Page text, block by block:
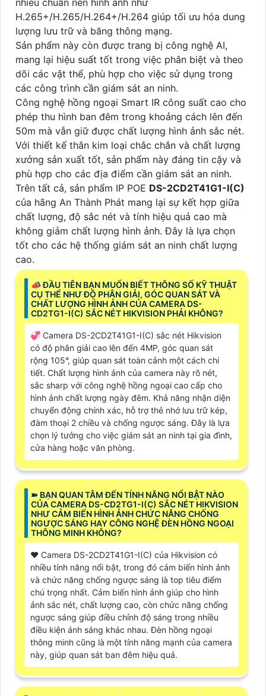
nhiều chuẩn nén hình ảnh như
H.265+/H.265/H.264+/H.264 giúp tối ưu hóa dung
lượng lưu trữ và băng thông mạng.
Sản phẩm này còn được trang bị công nghệ AI,
mang lại hiệu suất tốt trong việc phân biệt và theo
dõi các vật thể, phù hợp cho việc sử dụng trong
các công trình cần giám sát an ninh.
Công nghệ hồng ngoại Smart IR công suất cao cho
phép thu hình ban đêm trong khoảng cách lên đến
50m mà vẫn giữ được chất lượng hình ảnh sắc nét.
Với thiết kế thân kim loại chắc chắn và chất lượng
xưởng sản xuất tốt, sản phẩm này đáng tin cậy và
phù hợp cho các địa điểm cần giám sát an ninh.
Trên tất cả, sản phẩm IP POE DS-2CD2T41G1-I(C)
của hãng An Thành Phát mang lại sự kết hợp giữa
chất lượng, độ sắc nét và tính hiệu quả cao mà
không giảm chất lượng hình ảnh. Đây là lựa chọn
tốt cho các hệ thống giám sát an ninh chất lượng
cao.
📣 ĐẦU TIÊN BẠN MUỐN BIẾT THÔNG SỐ KỸ THUẬT
CỤ THỂ NHƯ ĐỘ PHÂN GIẢI, GÓC QUAN SÁT VÀ
CHẤT LƯỢNG HÌNH ẢNH CỦA CAMERA DS-
CD2TG1-I(C) SẮC NÉT HIKVISION PHẢI KHÔNG?
💞 Camera DS-2CD2T41G1-I(C) sắc nét Hikvision
có độ phân giải cao lên đến 4MP, góc quan sát
rộng 105°, giúp quan sát toàn cảnh một cách chi
tiết. Chất lượng hình ảnh của camera này rõ nét,
sắc sharp với công nghệ hồng ngoại cao cấp cho
hình ảnh chất lượng ngày đêm. Khả năng nhận diện
chuyển động chính xác, hỗ trợ thẻ nhớ lưu trữ kép,
đàm thoại 2 chiều và chống ngược sáng. Đây là lựa
chọn lý tưởng cho việc giám sát an ninh tại gia đình,
cửa hàng hoặc văn phòng.
➽ BẠN QUAN TÂM ĐẾN TÍNH NĂNG NỔI BẬT NÀO
CỦA CAMERA DS-CD2TG1-I(C) SẮC NÉT HIKVISION
NHƯ CẢM BIẾN HÌNH ẢNH CHỨC NĂNG CHỐNG
NGƯỢC SÁNG HAY CÔNG NGHỆ ĐÈN HỒNG NGOẠI
THÔNG MINH KHÔNG?
♥️ Camera DS-2CD2T41G1-I(C) của Hikvision có
nhiều tính năng nổi bật, trong đó cảm biến hình ảnh
và chức năng chống ngược sáng là top tiêu điểm
chú trọng nhất. Cảm biến hình ảnh giúp cho hình
ảnh sắc nét, chất lượng cao, còn chức năng chống
ngược sáng giúp điều chỉnh độ sáng trong nhiều
điều kiện ánh sáng khác nhau. Đèn hồng ngoại
thông minh cũng là một tính năng mạnh của camera
này, giúp quan sát ban đêm hiệu quả.